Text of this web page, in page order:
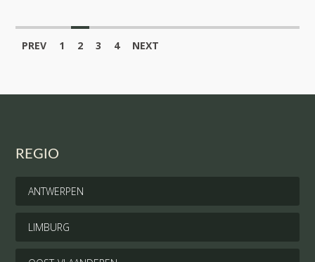
PREV 1 2 3 4 NEXT
REGIO
ANTWERPEN
LIMBURG